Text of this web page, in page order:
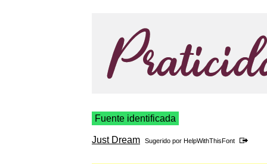
Fuente identificada
Just Dream Sugerido por HelpWithThisFont